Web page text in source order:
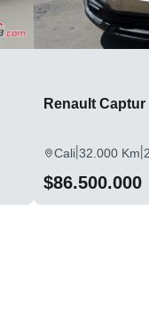
Renault
Cali|32.000 Km|
$86.500.000